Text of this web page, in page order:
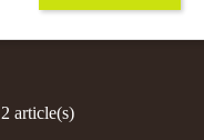
article(s)